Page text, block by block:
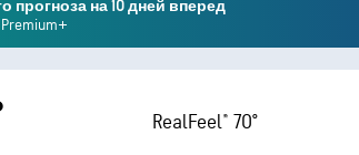
прогноза на 10 дней вперед
RealFeel® 70°